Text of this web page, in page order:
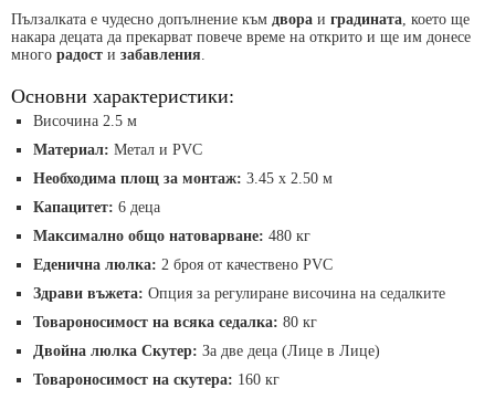
Пълзалката е чудесно допълнение към двора и градината, което ще
накара децата да прекарват повече време на открито и ще им донесе
много радост и забавления.
Основни характеристики:
Височина 2.5 м
Материал: Метал и PVC
Необходима площ за монтаж: 3.45 x 2.50 м
Капацитет: 6 деца
Максимално общо натоварване: 480 кг
Еденична люлка: 2 броя от качествено PVC
Здрави въжета: Опция за регулиране височина на седалките
Товароносимост на всяка седалка: 80 кг
Двойна люлка Скутер: За две деца (Лице в Лице)
Товароносимост на скутера: 160 кг